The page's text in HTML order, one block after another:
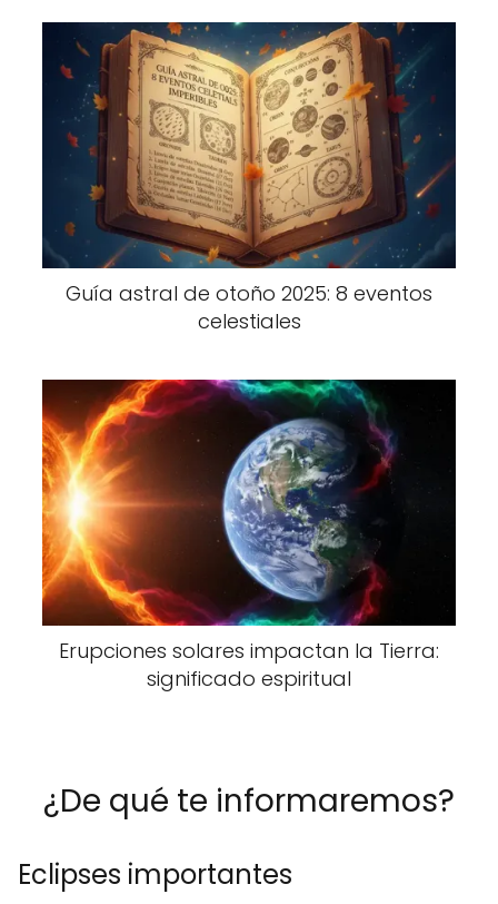
Guía astral de otoño 2025: 8 eventos
celestiales
Erupciones solares impactan la Tierra:
significado espiritual
¿De qué te informaremos?
Eclipses importantes